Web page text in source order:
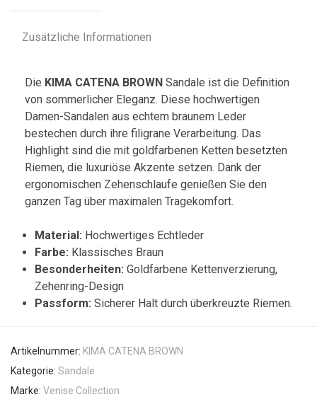
Zusätzliche Informationen
Die KIMA CATENA BROWN Sandale ist die Definition
von sommerlicher Eleganz. Diese hochwertigen
Damen-Sandalen aus echtem braunem Leder
bestechen durch ihre filigrane Verarbeitung. Das
Highlight sind die mit goldfarbenen Ketten besetzten
Riemen, die luxuriöse Akzente setzen. Dank der
ergonomischen Zehenschlaufe genießen Sie den
ganzen Tag über maximalen Tragekomfort.
Material: Hochwertiges Echtleder
Farbe: Klassisches Braun
Besonderheiten: Goldfarbene Kettenverzierung,
Zehenring-Design
Passform: Sicherer Halt durch überkreuzte Riemen.
Artikelnummer: KIMA CATENA BROWN
Kategorie: Sandale
Marke: Venise Collection